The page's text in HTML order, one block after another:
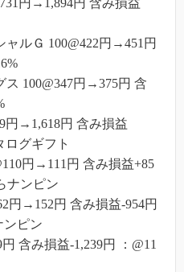
ャルＧ 100@422円→451円
ス 100@347円→375円 含
円→1,618円 含み損益
ログギフト
円→111円 含み損益+85
ナンピン
円→152円 含み損益-954円
ンピン
含み損益-1,239円 ：@11